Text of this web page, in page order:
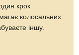
крок
колосальних
іншу.